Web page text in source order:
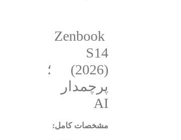
Zenbook
S14
(2026) ؛
پرچمدار
AI
مشخصات کامل: